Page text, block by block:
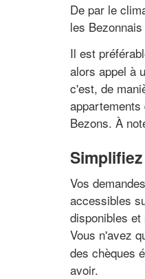
De par le
les
Il est
alors appel à
c'est, de
Bezons. À
Vos
accessibles
disponibles
Vous n'avez
des chèques
avoir.